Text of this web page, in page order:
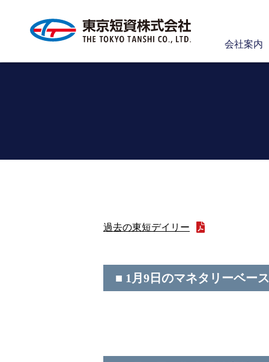
会社案内
過去の東短デイリー
■ 1月9日のマネタリーベース